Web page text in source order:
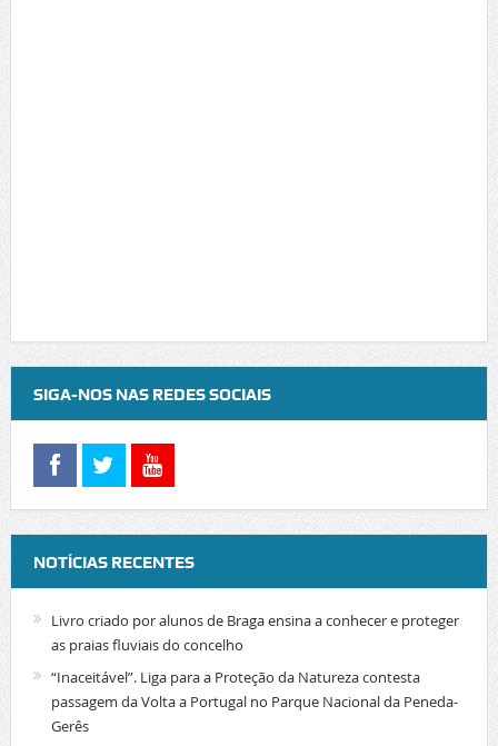
SIGA-NOS NAS REDES SOCIAIS
NOTÍCIAS RECENTES
Livro criado por alunos de Braga ensina a conhecer e proteger
as praias fluviais do concelho
“Inaceitável”. Liga para a Proteção da Natureza contesta
passagem da Volta a Portugal no Parque Nacional da Peneda-
Gerês